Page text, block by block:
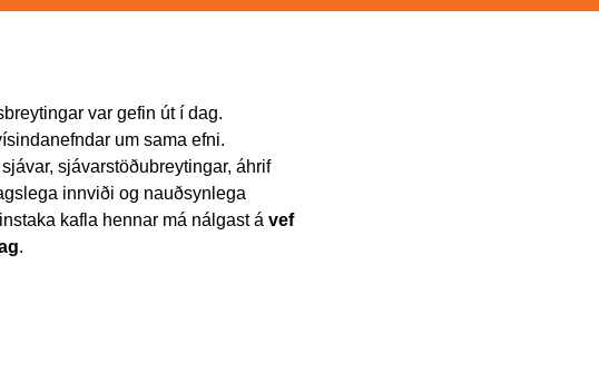
var gefin út í dag.
um sama efni.
sjávarstöðubreytingar, áhrif
innviði og nauðsynlega
kafla hennar má nálgast á vef
.